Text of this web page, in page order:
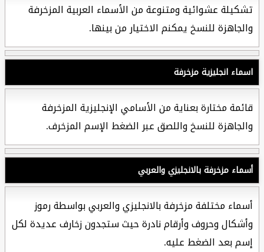
تشكيلة عشوائية ومتنوعة من الأسماء العربية المزخرفة
والجاهزة للنسخ يمكنم الاختيار من بينها.
اسماء انجليزية مزخرفة
قائمة مختارة بعناية من الأسامي الإنجليزية المزخرفة
والجاهزة للنسخ واللصق عبر الضغط الإسم المزخرف.
أسماء مزخرفة بالانجليزي والعربي
أسماء مختلفة مزخرفة بالانجليزي والعربي بواسطة رموز
وأشكال وحروف وأرقام نادرة حيث ستجدون زخارف عديدة لكل
إسم بعد الضغط عليه.